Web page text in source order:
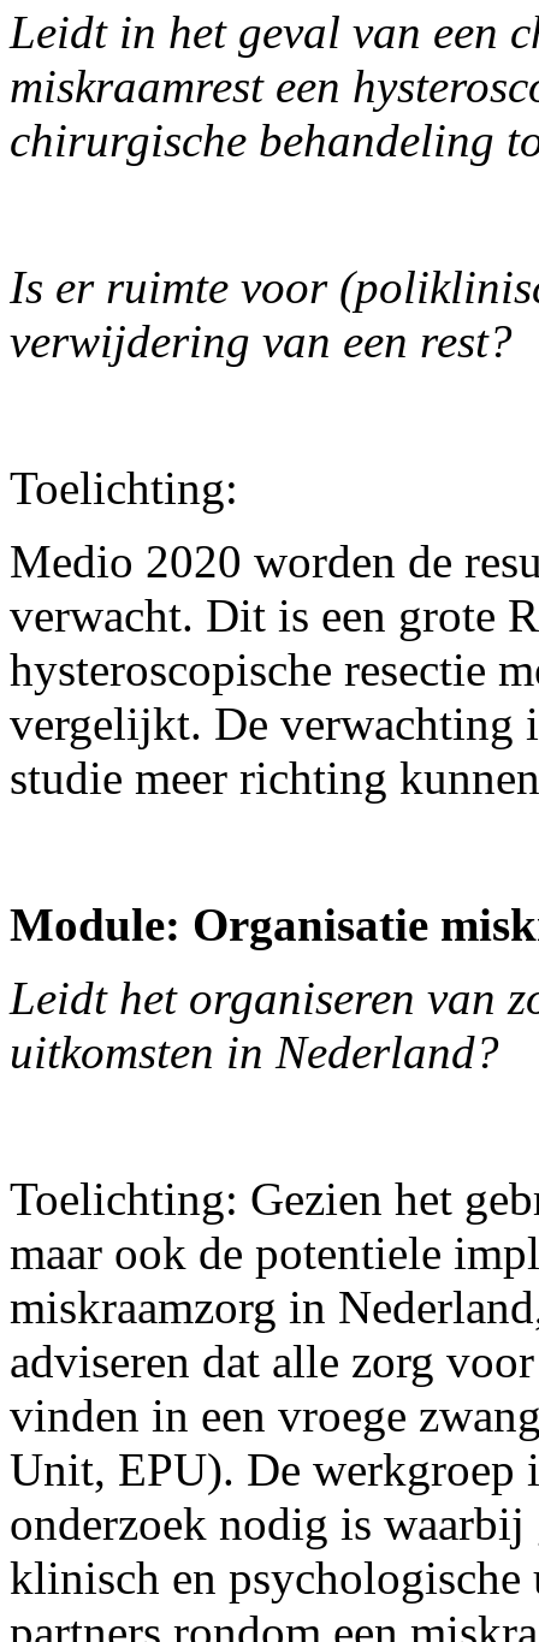
Leidt in het geval van een
miskraamrest een
chirurgische behandeling
Is er ruimte voor
verwijdering van een rest?
Toelichting:
Medio 2020 worden de
verwacht. Dit is een grote
hysteroscopische resectie
vergelijkt. De verwachting
studie meer richting
Module: Organisatie
Leidt het organiseren van
uitkomsten in Nederland?
Toelichting: Gezien het
maar ook de potentiele
miskraamzorg in
adviseren dat alle zorg
vinden in een vroege
Unit, EPU). De werkgroep
onderzoek nodig is waarbij
klinisch en